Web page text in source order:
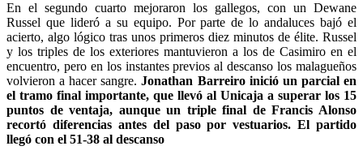
En el segundo cuarto mejoraron los gallegos, con un Dewane
Russel que lideró a su equipo. Por parte de lo andaluces bajó el
acierto, algo lógico tras unos primeros diez minutos de élite. Russel
y los triples de los exteriores mantuvieron a los de Casimiro en el
encuentro, pero en los instantes previos al descanso los malagueños
volvieron a hacer sangre.Jonathan Barreiro inició un parcial en
el tramo final importante, que llevó al Unicaja a superar los 15
puntos de ventaja, aunque un triple final de Francis Alonso
recortó diferencias antes del paso por vestuarios. El partido
llegó con el 51-38 al descanso